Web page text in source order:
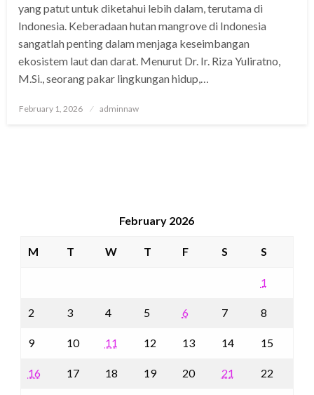
yang patut untuk diketahui lebih dalam, terutama di
Indonesia. Keberadaan hutan mangrove di Indonesia
sangatlah penting dalam menjaga keseimbangan
ekosistem laut dan darat. Menurut Dr. Ir. Riza Yuliratno,
M.Si., seorang pakar lingkungan hidup,…
Posted
February 1, 2026 adminnaw
February 2026
M T W T F S S
1
2 3 4 5 6 7 8
9 10 11 12 13 14 15
16 17 18 19 20 21 22